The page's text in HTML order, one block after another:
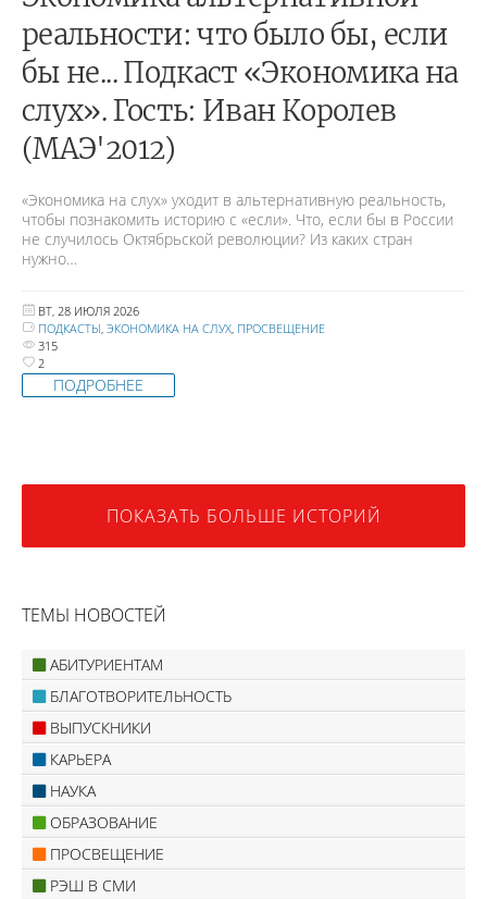
реальности: что было бы, если
бы не... Подкаст «Экономика на
слух». Гость: Иван Королев
(МАЭ'2012)
«Экономика на слух» уходит в альтернативную реальность,
чтобы познакомить историю с «если». Что, если бы в России
не случилось Октябрьской революции? Из каких стран
нужно…
ВТ, 28 ИЮЛЯ 2026
ПОДКАСТЫ ЭКОНОМИКА НА СЛУХ ПРОСВЕЩЕНИЕ
315
2
ПОДРОБНЕЕ
ПОКАЗАТЬ БОЛЬШЕ ИСТОРИЙ
ТЕМЫ НОВОСТЕЙ
АБИТУРИЕНТАМ
БЛАГОТВОРИТЕЛЬНОСТЬ
ВЫПУСКНИКИ
КАРЬЕРА
НАУКА
ОБРАЗОВАНИЕ
ПРОСВЕЩЕНИЕ
РЭШ В СМИ